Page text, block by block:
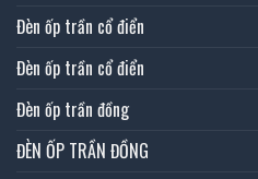
Đèn ốp trần cổ điển
Đèn ốp trần cổ điển
Đèn ốp trần đồng
ĐÈN ỐP TRẦN ĐỒNG